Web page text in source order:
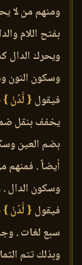
ومنهم من لا
بفتح اللام
ويحرك الدال
وسكون النون
فيقول { لَّدُنْ }
يخفف بنقل
بضم العين
أيضاً . فمنهم
وسكون الدال
فيقول { لَّدُنْ }
سبع لغات .
وبذلك تتم